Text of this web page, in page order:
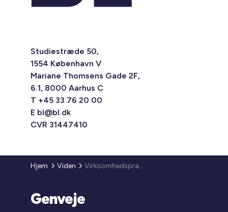
Studiestræde 50,
1554 København V
Mariane Thomsens Gade 2F,
6.1, 8000 Aarhus C
T +45 33 76 20 00
E bl@bl.dk
CVR 31447410
Hjem Viden Virksomhedspraksis og ny mailadresse til ESL
Genveje